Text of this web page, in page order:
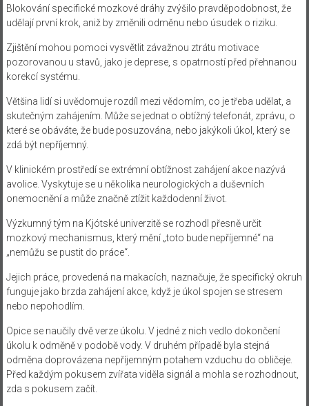
Blokování specifické mozkové dráhy zvýšilo pravděpodobnost, že
udělají první krok, aniž by změnili odměnu nebo úsudek o riziku.
Zjištění mohou pomoci vysvětlit závažnou ztrátu motivace
pozorovanou u stavů, jako je deprese, s opatrností před přehnanou
korekcí systému.
Většina lidí si uvědomuje rozdíl mezi vědomím, co je třeba udělat, a
skutečným zahájením. Může se jednat o obtížný telefonát, zprávu, o
které se obáváte, že bude posuzována, nebo jakýkoli úkol, který se
zdá být nepříjemný.
V klinickém prostředí se extrémní obtížnost zahájení akce nazývá
avolice. Vyskytuje se u několika neurologických a duševních
onemocnění a může značně ztížit každodenní život.
Výzkumný tým na Kjótské univerzitě se rozhodl přesně určit
mozkový mechanismus, který mění „toto bude nepříjemné“ na
„nemůžu se pustit do práce“.
Jejich práce, provedená na makacích, naznačuje, že specifický okruh
funguje jako brzda zahájení akce, když je úkol spojen se stresem
nebo nepohodlím.
Opice se naučily dvě verze úkolu. V jedné z nich vedlo dokončení
úkolu k odměně v podobě vody. V druhém případě byla stejná
odměna doprovázena nepříjemným potahem vzduchu do obličeje.
Před každým pokusem zvířata viděla signál a mohla se rozhodnout,
zda s pokusem začít.